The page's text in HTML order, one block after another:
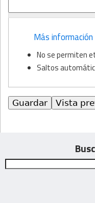
Más
No se permiten
Saltos